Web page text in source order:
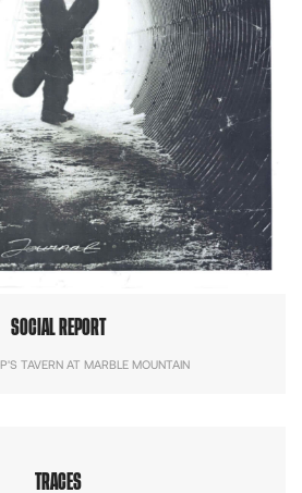
SOCIAL REPORT
TAVERN AT MARBLE MOUNTAIN
TRACES